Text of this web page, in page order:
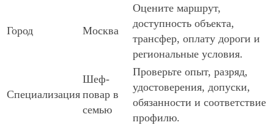
Город Москва
Оцените маршрут,
доступность объекта,
трансфер, оплату дороги и
региональные условия.
Специализация
Шеф-
повар в
семью
Проверьте опыт, разряд,
удостоверения, допуски,
обязанности и соответствие
профилю.